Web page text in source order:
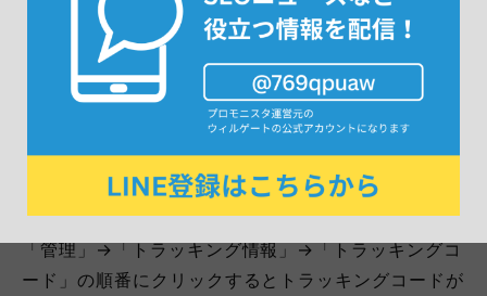
Google Analyticsの登録の最後に表示されたトラッ
キングコードを<!– Global site tag (gtag.js) 〜
</script>の全てをコピーします。
もし、画面を閉じてしまっても再び表示できるため、
大丈夫です。
Google Analyticsにログインし、トップページから
「管理」→「トラッキング情報」→「トラッキングコ
ード」の順番にクリックするとトラッキングコードが